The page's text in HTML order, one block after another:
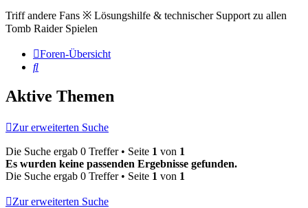
Triff andere Fans ※ Lösungshilfe & technischer Support zu allen
Tomb Raider Spielen
Foren-Übersicht
Suche
Aktive Themen
Zur erweiterten Suche
Die Suche ergab 0 Treffer • Seite 1 von 1
Es wurden keine passenden Ergebnisse gefunden.
Die Suche ergab 0 Treffer • Seite 1 von 1
Zur erweiterten Suche